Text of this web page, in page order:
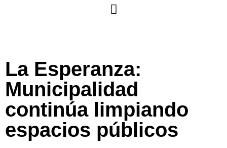
La Esperanza:
Municipalidad
continúa limpiando
espacios públicos